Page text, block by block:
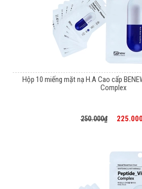
Hộp 10 miếng mặt nạ H.A Cao cấp
Complex
250.000₫